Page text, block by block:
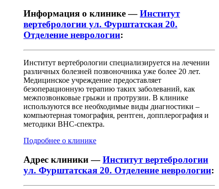
Информация о клинике —Институт
вертебрологии ул. Фурштатская 20.
Отделение неврологии:
Институт вертебрологии специализируется на лечении
различных болезней позвоночника уже более 20 лет.
Медицинское учреждение предоставляет
безоперационную терапию таких заболеваний, как
межпозвонковые грыжи и протрузии. В клинике
используются все необходимые виды диагностики –
компьютерная томография, рентген, допплерография и
методики ВНС-спектра.
Подробнее о клинике
Адрес клиники —Институт вертебрологии
ул. Фурштатская 20. Отделение неврологии: